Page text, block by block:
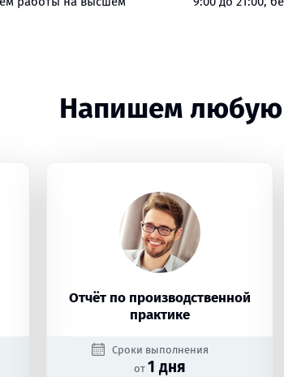
Напишем любую
Отчёт по производственной
практике
Сроки выполнения
от 1 дня